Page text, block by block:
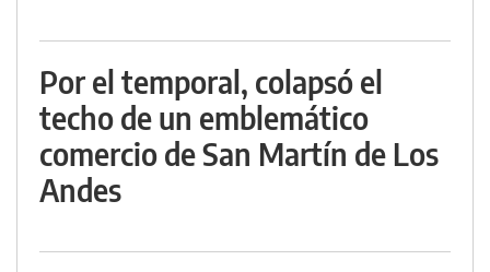
Por el temporal, colapsó el
techo de un emblemático
comercio de San Martín de Los
Andes